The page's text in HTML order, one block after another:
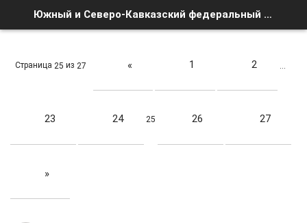
Южный и Северо-Кавказский федеральный округ - Страница 25 - Список форумов
Страница 25 из 27 « 1 2 …
23 24 25 26 27
»